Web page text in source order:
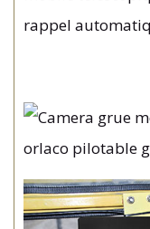
rappel